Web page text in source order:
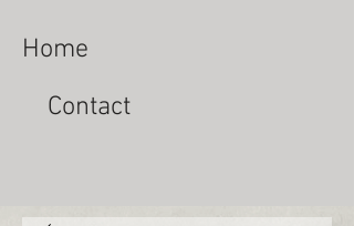
Home
Contact